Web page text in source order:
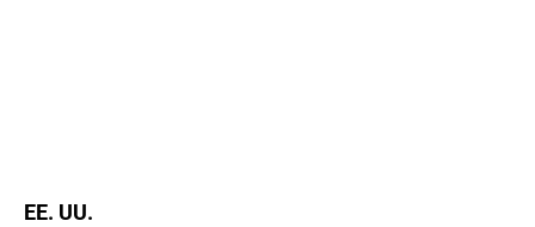
EE. UU.